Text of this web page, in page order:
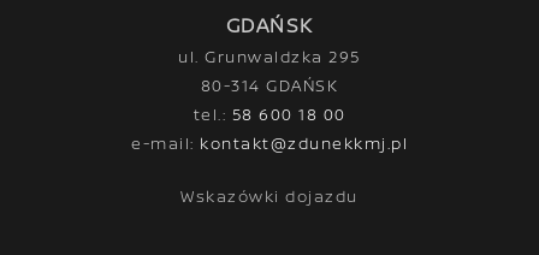
GDAŃSK
ul. Grunwaldzka 295
80-314 GDAŃSK
tel.: 58 600 18 00
e-mail: kontakt@zdunekkmj.pl
Wskazówki dojazdu